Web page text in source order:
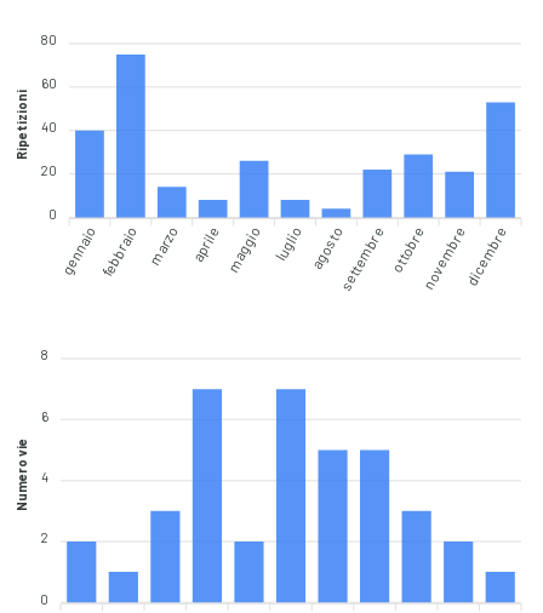
80
60
40
20
0
Ripetizioni
gennaio febbraio marzo aprile maggio luglio agostosettembre ottobrenovembredicembre
8
6
4
2
0
Numero vie